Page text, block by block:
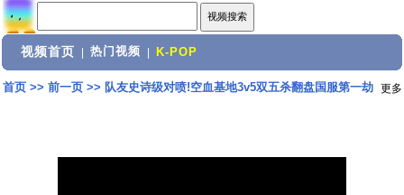
视频首页 热门视频 K-POP
首页>> 前一页>> 队友史诗级对喷!空血基地3v5双五杀翻盘国服第一劫 更多